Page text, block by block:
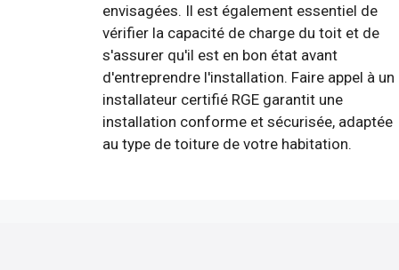
envisagées. Il est également essentiel de
vérifier la capacité de charge du toit et de
s'assurer qu'il est en bon état avant
d'entreprendre l'installation. Faire appel à un
installateur certifié RGE garantit une
installation conforme et sécurisée, adaptée
au type de toiture de votre habitation.